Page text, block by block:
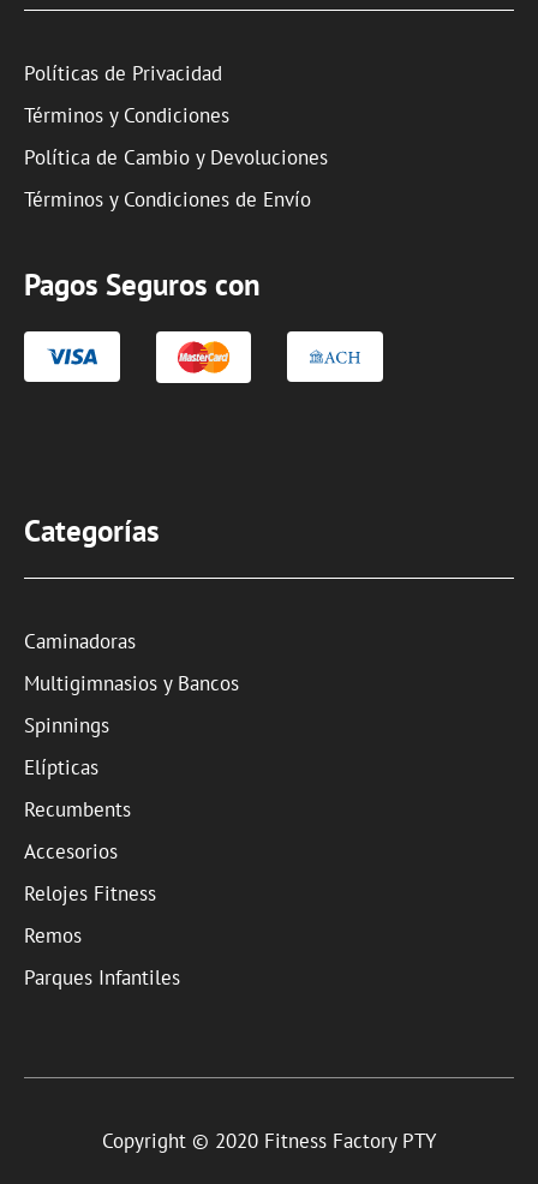
Políticas de Privacidad
Términos y Condiciones
Política de Cambio y Devoluciones
Términos y Condiciones de Envío
Pagos Seguros con
Categorías
Caminadoras
Multigimnasios y Bancos
Spinnings
Elípticas
Recumbents
Accesorios
Relojes Fitness
Remos
Parques Infantiles
Copyright © 2020 Fitness Factory PTY